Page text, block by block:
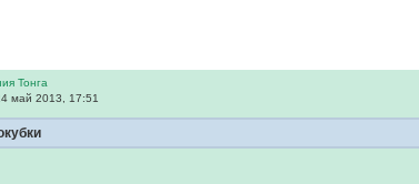
Тонга
май 2013, 17:51